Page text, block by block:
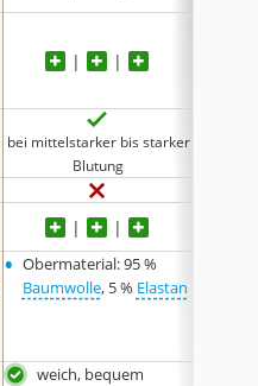
bei mittelstarker bis starker
Blutung
• Obermaterial: 95 %
Baumwolle, 5 % Elastan
weich, bequem